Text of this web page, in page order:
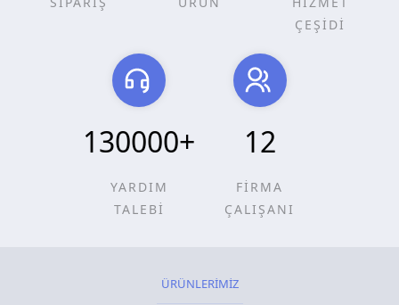
ÇEŞİDİ
130000+
YARDIM
TALEBİ
12
FİRMA
ÇALIŞANI
ÜRÜNLERİMİZ